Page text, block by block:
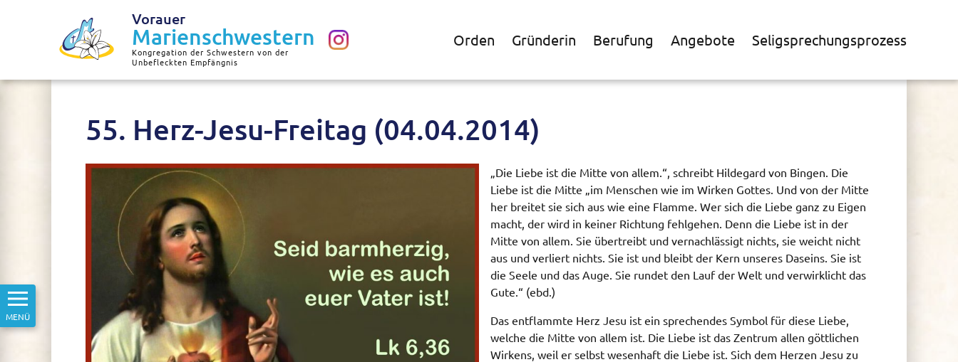
Vorauer
Marienschwestern
Kongregation der Schwestern von der
Unbefleckten Empfängnis
Orden Gründerin Berufung Angebote Seligsprechungsprozess
MENÜ
55. Herz-Jesu-Freitag (04.04.2014)
„Die Liebe ist die Mitte von allem.“, schreibt Hildegard von Bingen. Die
Liebe ist die Mitte „im Menschen wie im Wirken Gottes. Und von der Mitte
her breitet sie sich aus wie eine Flamme. Wer sich die Liebe ganz zu Eigen
macht, der wird in keiner Richtung fehlgehen. Denn die Liebe ist in der
Mitte von allem. Sie übertreibt und vernachlässigt nichts, sie weicht nicht
aus und verliert nichts. Sie ist und bleibt der Kern unseres Daseins. Sie ist
die Seele und das Auge. Sie rundet den Lauf der Welt und verwirklicht das
Gute.“ (ebd.)
Das entflammte Herz Jesu ist ein sprechendes Symbol für diese Liebe,
welche die Mitte von allem ist. Die Liebe ist das Zentrum allen göttlichen
Wirkens, weil er selbst wesenhaft die Liebe ist. Sich dem Herzen Jesu zu